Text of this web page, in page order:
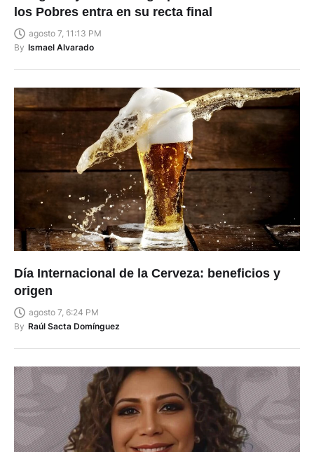
los Pobres entra en su recta final
agosto 7, 11:13 PM
By Ismael Alvarado
Día Internacional de la Cerveza: beneficios y
origen
agosto 7, 6:24 PM
By Raúl Sacta Domínguez